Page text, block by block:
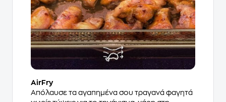
AirFry
Απόλαυσε τα αγαπημένα σου τραγανά φαγητά